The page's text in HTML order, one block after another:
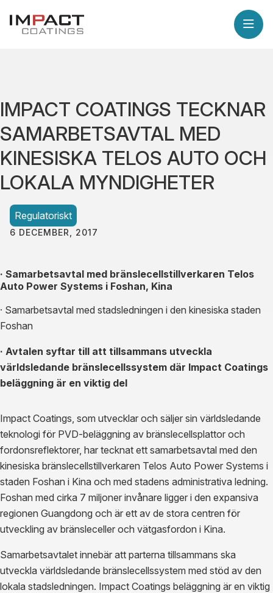
IMPACT COATINGS TECKNAR
SAMARBETSAVTAL MED
KINESISKA TELOS AUTO OCH
LOKALA MYNDIGHETER
Regulatoriskt
6 DECEMBER, 2017
· Samarbetsavtal med bränslecellstillverkaren Telos
Auto Power Systems i Foshan, Kina
· Samarbetsavtal med stadsledningen i den kinesiska staden
Foshan
· Avtalen syftar till att tillsammans utveckla
världsledande bränslecellssystem där Impact Coatings
beläggning är en viktig del
Impact Coatings, som utvecklar och säljer sin världsledande
teknologi för PVD-beläggning av bränslecellsplattor och
fordonsreflektorer, har tecknat ett samarbetsavtal med den
kinesiska bränslecellstillverkaren Telos Auto Power Systems i
staden Foshan i Kina och med stadens administrativa ledning.
Foshan med cirka 7 miljoner invånare ligger i den expansiva
regionen Guangdong och är ett av de stora centren för
utveckling av bränsleceller och vätgasfordon i Kina.
Samarbetsavtalet innebär att parterna tillsammans ska
utveckla världsledande bränslecellssystem med stöd av den
lokala stadsledningen. Impact Coatings beläggning är en viktig